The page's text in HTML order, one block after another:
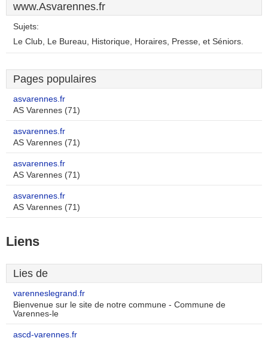
www.Asvarennes.fr
Sujets:
Le Club, Le Bureau, Historique, Horaires, Presse, et Séniors.
Pages populaires
asvarennes.fr
AS Varennes (71)
asvarennes.fr
AS Varennes (71)
asvarennes.fr
AS Varennes (71)
asvarennes.fr
AS Varennes (71)
Liens
Lies de
varenneslegrand.fr
Bienvenue sur le site de notre commune - Commune de
Varennes-le
ascd-varennes.fr